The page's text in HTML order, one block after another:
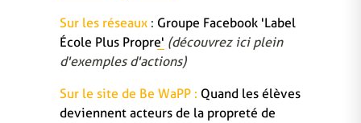
Sur les réseaux : Groupe Facebook 'Label
École Plus Propre' (découvrez ici plein
d'exemples d'actions)
Sur le site de Be WaPP : Quand les élèves
deviennent acteurs de la propreté de